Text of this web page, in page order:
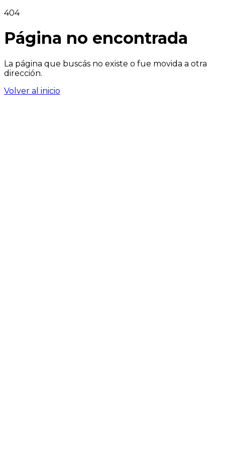
404
Página no encontrada
La página que buscás no existe o fue movida a otra
dirección.
Volver al inicio